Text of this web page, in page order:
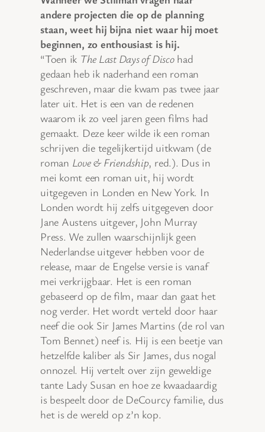
andere projecten die op de planning
staan, weet hij bijna niet waar hij moet
beginnen, zo enthousiast is hij.
“Toen ik The Last Days of Discohad
gedaan heb ik naderhand een roman
geschreven, maar die kwam pas twee jaar
later uit. Het is een van de redenen
waarom ik zo veel jaren geen films had
gemaakt. Deze keer wilde ik een roman
schrijven die tegelijkertijd uitkwam (de
roman Love & Friendship, red.). Dus in
mei komt een roman uit, hij wordt
uitgegeven in Londen en New York. In
Londen wordt hij zelfs uitgegeven door
Jane Austens uitgever, John Murray
Press. We zullen waarschijnlijk geen
Nederlandse uitgever hebben voor de
release, maar de Engelse versie is vanaf
mei verkrijgbaar. Het is een roman
gebaseerd op de film, maar dan gaat het
nog verder. Het wordt verteld door haar
neef die ook Sir James Martins (de rol van
Tom Bennet) neef is. Hij is een beetje van
hetzelfde kaliber als Sir James, dus nogal
onnozel. Hij vertelt over zijn geweldige
tante Lady Susan en hoe ze kwaadaardig
is bespeelt door de DeCourcy familie, dus
het is de wereld op z’n kop.